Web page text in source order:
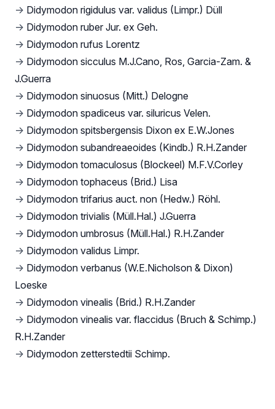
→ Didymodon rigidulus var. validus (Limpr.) Düll
→ Didymodon ruber Jur. ex Geh.
→ Didymodon rufus Lorentz
→ Didymodon sicculus M.J.Cano, Ros, Garcia-Zam. &
J.Guerra
→ Didymodon sinuosus (Mitt.) Delogne
→ Didymodon spadiceus var. siluricus Velen.
→ Didymodon spitsbergensis Dixon ex E.W.Jones
→ Didymodon subandreaeoides (Kindb.) R.H.Zander
→ Didymodon tomaculosus (Blockeel) M.F.V.Corley
→ Didymodon tophaceus (Brid.) Lisa
→ Didymodon trifarius auct. non (Hedw.) Röhl.
→ Didymodon trivialis (Müll.Hal.) J.Guerra
→ Didymodon umbrosus (Müll.Hal.) R.H.Zander
→ Didymodon validus Limpr.
→ Didymodon verbanus (W.E.Nicholson & Dixon)
Loeske
→ Didymodon vinealis (Brid.) R.H.Zander
→ Didymodon vinealis var. flaccidus (Bruch & Schimp.)
R.H.Zander
→ Didymodon zetterstedtii Schimp.